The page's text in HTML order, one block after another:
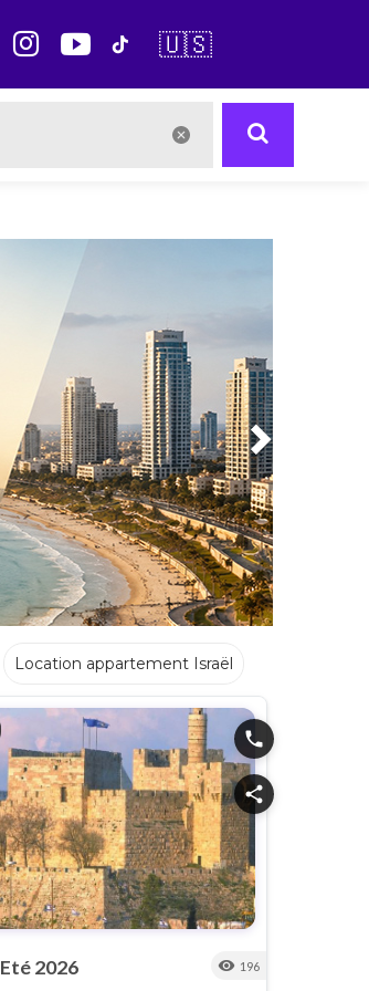
🇺🇸
Location appartement Israël
phone
share
Eté 2026 visibility 196